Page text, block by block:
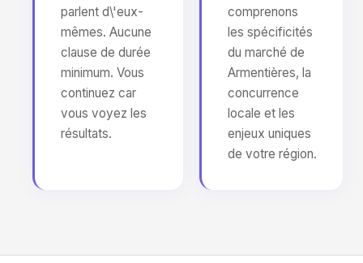
parlent d\'eux-
mêmes. Aucune
clause de durée
minimum. Vous
continuez car
vous voyez les
résultats.
comprenons
les spécificités
du marché de
Armentières, la
concurrence
locale et les
enjeux uniques
de votre région.